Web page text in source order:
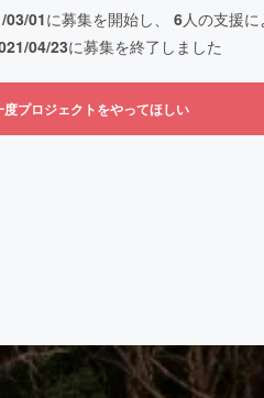
03/01に募集を開始し、 6人の支援に
04/23に募集を終了しました
度プロジェクトをやってほしい